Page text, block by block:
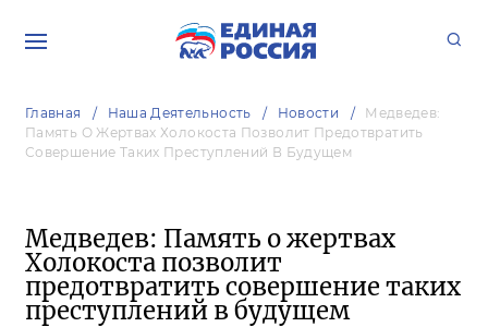
Главная Наша Деятельность Новости
Медведев:
Память О Жертвах Холокоста Позволит Предотвратить
Совершение Таких Преступлений В Будущем
Медведев: Память о жертвах
Холокоста позволит
предотвратить совершение таких
преступлений в будущем